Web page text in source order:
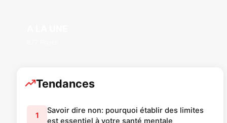
Tendances
1
Savoir dire non: pourquoi établir des limites
est essentiel à votre santé mentale